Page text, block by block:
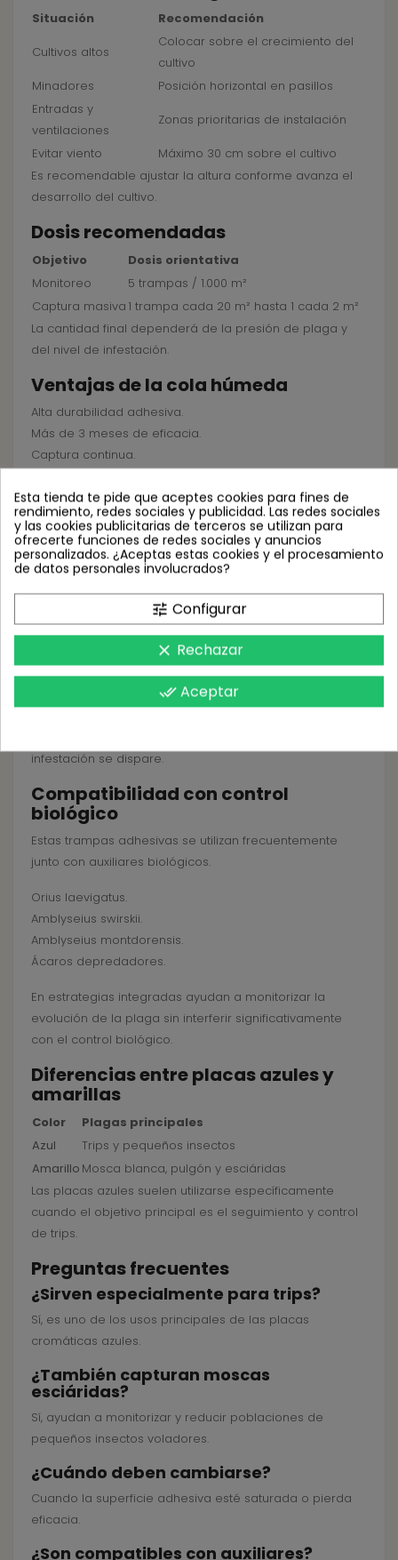
Situación
Recomendación
Cultivos altos
Colocar sobre el crecimiento del
cultivo
Minadores
Posición horizontal en pasillos
Entradas y
ventilaciones
Zonas prioritarias de instalación
Evitar viento
Máximo 30 cm sobre el cultivo
Es recomendable ajustar la altura conforme avanza el
desarrollo del cultivo.
Dosis recomendadas
Objetivo
Dosis orientativa
Monitoreo
5 trampas / 1.000 m²
Captura masiva 1 trampa cada 20 m² hasta 1 cada 2 m²
La cantidad final dependerá de la presión de plaga y
del nivel de infestación.
Ventajas de la cola húmeda
Alta durabilidad adhesiva.
Más de 3 meses de eficacia.
Captura continua.
Menor frecuencia de sustitución.
Importancia del monitoreo de trips
Los trips son plagas difíciles de controlar debido a:
Su pequeño tamaño.
Rápida reproducción.
Daños directos sobre hojas y frutos.
Capacidad de transmisión de virus.
infestación se dispare.
Compatibilidad con control
biológico
Estas trampas adhesivas se utilizan frecuentemente
junto con auxiliares biológicos.
Orius laevigatus.
Amblyseius swirskii.
Amblyseius montdorensis.
Ácaros depredadores.
En estrategias integradas ayudan a monitorizar la
evolución de la plaga sin interferir significativamente
con el control biológico.
Diferencias entre placas azules y
amarillas
Color
Plagas principales
Azul
Trips y pequeños insectos
Amarillo Mosca blanca, pulgón y esciáridas
Las placas azules suelen utilizarse específicamente
cuando el objetivo principal es el seguimiento y control
de trips.
Preguntas frecuentes
¿Sirven especialmente para trips?
Sí, es uno de los usos principales de las placas
cromáticas azules.
¿También capturan moscas
esciáridas?
Sí, ayudan a monitorizar y reducir poblaciones de
pequeños insectos voladores.
¿Cuándo deben cambiarse?
Cuando la superficie adhesiva esté saturada o pierda
eficacia.
¿Son compatibles con auxiliares?
Esta tienda te pide que aceptes cookies para fines de
rendimiento, redes sociales y publicidad. Las redes sociales
y las cookies publicitarias de terceros se utilizan para
ofrecerte funciones de redes sociales y anuncios
personalizados. ¿Aceptas estas cookies y el procesamiento
de datos personales involucrados?
tune Configurar
clear Rechazar
done_all Aceptar